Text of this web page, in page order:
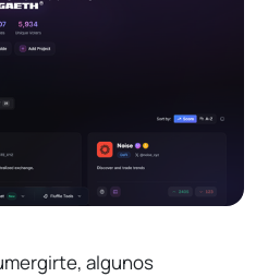
algunos